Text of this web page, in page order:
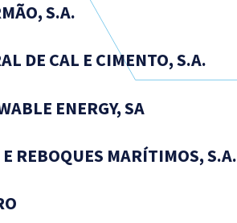
S.A.
DE CAL E CIMENTO, S.A.
ENERGY, SA
REBOQUES MARÍTIMOS, S.A.